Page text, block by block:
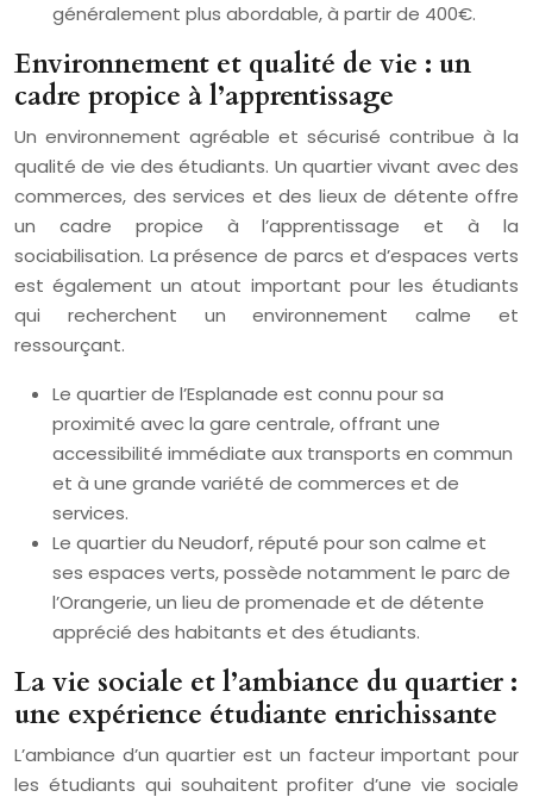
généralement plus abordable, à partir de 400€.
Environnement et qualité de vie : un
cadre propice à l’apprentissage
Un environnement agréable et sécurisé contribue à la
qualité de vie des étudiants. Un quartier vivant avec des
commerces, des services et des lieux de détente offre
un cadre propice à l’apprentissage et à la
sociabilisation. La présence de parcs et d’espaces verts
est également un atout important pour les étudiants
qui recherchent un environnement calme et
ressourçant.
Le quartier de l’Esplanade est connu pour sa
proximité avec la gare centrale, offrant une
accessibilité immédiate aux transports en commun
et à une grande variété de commerces et de
services.
Le quartier du Neudorf, réputé pour son calme et
ses espaces verts, possède notamment le parc de
l’Orangerie, un lieu de promenade et de détente
apprécié des habitants et des étudiants.
La vie sociale et l’ambiance du quartier :
une expérience étudiante enrichissante
L’ambiance d’un quartier est un facteur important pour
les étudiants qui souhaitent profiter d’une vie sociale